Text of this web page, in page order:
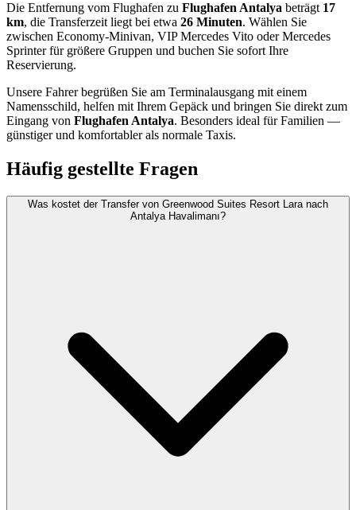
Die Entfernung vom Flughafen zu Flughafen Antalya beträgt 17
km, die Transferzeit liegt bei etwa 26 Minuten. Wählen Sie
zwischen Economy-Minivan, VIP Mercedes Vito oder Mercedes
Sprinter für größere Gruppen und buchen Sie sofort Ihre
Reservierung.
Unsere Fahrer begrüßen Sie am Terminalausgang mit einem
Namensschild, helfen mit Ihrem Gepäck und bringen Sie direkt zum
Eingang von Flughafen Antalya. Besonders ideal für Familien —
günstiger und komfortabler als normale Taxis.
Häufig gestellte Fragen
Was kostet der Transfer von Greenwood Suites Resort Lara nach
Antalya Havalimanı?